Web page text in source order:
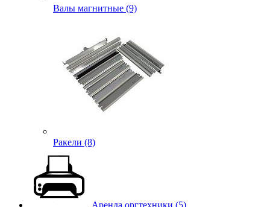
Валы магнитные (9)
Ракели (8)
Аренда оргтехники (5)